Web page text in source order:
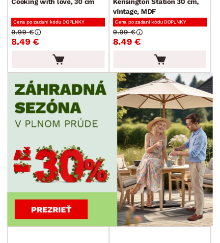
Cena po zadaní kódu DOPLNKY
8.49 €
9.99 €
vintage, MDF
Cena po zadaní kódu DOPLNKY
8.49 €
9.99 €